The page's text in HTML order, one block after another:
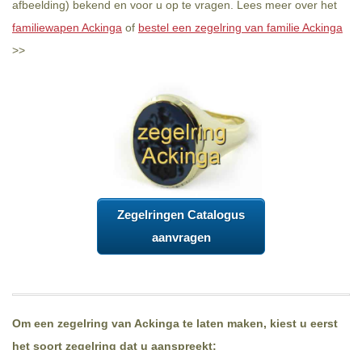
afbeelding) bekend en voor u op te vragen. Lees meer over het
familiewapen Ackinga of bestel een zegelring van familie Ackinga
>>
Zegelringen Catalogus
aanvragen
Om een zegelring van Ackinga te laten maken, kiest u eerst
het soort zegelring dat u aanspreekt: